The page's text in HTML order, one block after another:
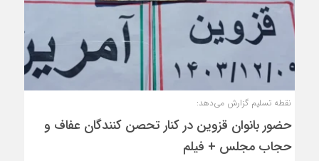
نقطه تسلیم گزارش می‌دهد:
حضور بانوان قزوین در کنار تحصن کنندگان عفاف و
حجاب مجلس + فیلم